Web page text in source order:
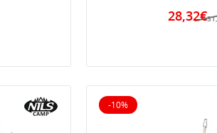
28,32€
-10%
10% reduziert